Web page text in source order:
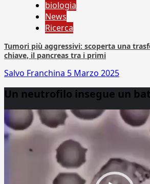
biologia
News
Ricerca
Tumori più aggressivi: scoperta una
chiave, il pancreas tra i primi
Salvo Franchina 5 Marzo 2025
Un neutrofilo insegue un
Player